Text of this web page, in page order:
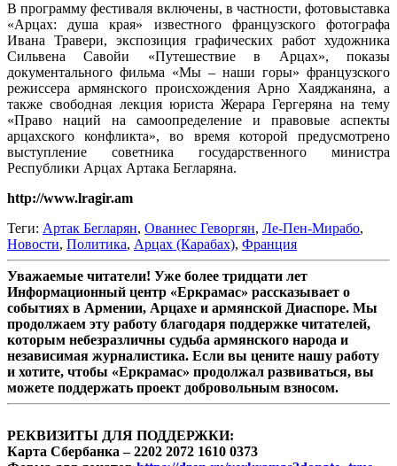
В программу фестиваля включены, в частности, фотовыставка
«Арцах: душа края» известного французского фотографа
Ивана Травери, экспозиция графических работ художника
Сильвена Савойи «Путешествие в Арцах», показы
документального фильма «Мы – наши горы» французского
режиссера армянского происхождения Арно Хаяджаняна, а
также свободная лекция юриста Жерара Гергеряна на тему
«Право наций на самоопределение и правовые аспекты
арцахского конфликта», во время которой предусмотрено
выступление советника государственного министра
Республики Арцах Артака Бегларяна.
http://www.lragir.am
Теги: Артак Бегларян, Ованнес Геворгян, Ле-Пен-Мирабо,
Новости, Политика, Арцах (Карабах), Франция
Уважаемые читатели! Уже более тридцати лет
Информационный центр «Еркрамас» рассказывает о
событиях в Армении, Арцахе и армянской Диаспоре. Мы
продолжаем эту работу благодаря поддержке читателей,
которым небезразличны судьба армянского народа и
независимая журналистика. Если вы цените нашу работу
и хотите, чтобы «Еркрамас» продолжал развиваться, вы
можете поддержать проект добровольным взносом.
РЕКВИЗИТЫ ДЛЯ ПОДДЕРЖКИ:
Карта Сбербанка – 2202 2072 1610 0373